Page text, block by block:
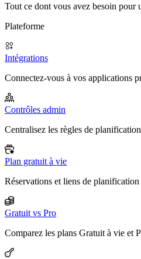
Tout ce dont vous avez besoin pour
Plateforme
Intégrations
Connectez-vous à vos applications
Contrôles admin
Centralisez les règles de
Plan gratuit à vie
Réservations et liens de
Gratuit vs Pro
Comparez les plans Gratuit à vie et